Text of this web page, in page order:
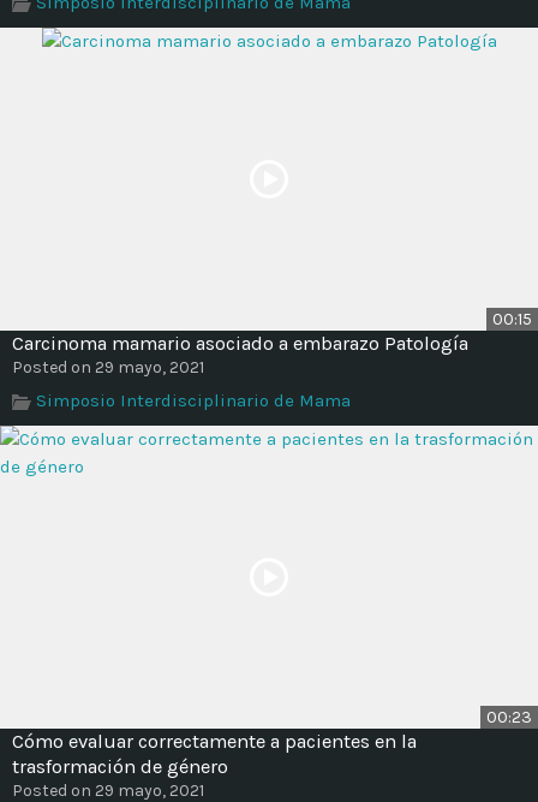
Time
00:15
Carcinoma mamario asociado a embarazo Patología
Posted on 29 mayo, 2021
Simposio Interdisciplinario de Mama
00:23
Cómo evaluar correctamente a pacientes en la
trasformación de género
Posted on 29 mayo, 2021